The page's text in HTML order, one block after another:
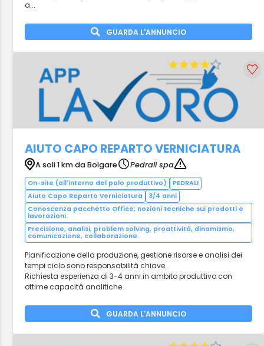
a...
GUARDA L'ANNUNCIO
AIUTO CAPO REPARTO VERNICIATURA
A soli 1 km da Bolgare Pedrali spa
On-site (all'interno del polo produttivo)
PEDRALI
Aiuto Capo Reparto Verniciatura
3/4 anni
Conoscenza pacchetto Office; nozioni tecniche sui prodotti e
lavorazioni.
Precisione, analisi, problem solving, proattività, dinamismo,
comunicazione, collaborazione.
Pianificazione della produzione, gestione risorse e analisi dei
tempi ciclo sono responsabilità chiave.
Richiesta esperienza di 3-4 anni in ambito produttivo con
ottime capacità analitiche.
GUARDA L'ANNUNCIO